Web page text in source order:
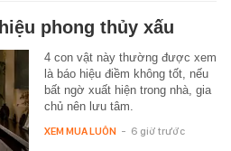
phong thủy xấu
4 con vật này thường được xem
là báo hiệu điềm không tốt, nếu
bất ngờ xuất hiện trong nhà, gia
chủ nên lưu tâm.
XEM MUA LUÔN - 6 giờ trước